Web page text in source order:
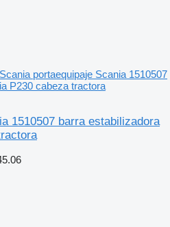
Scania portaequipaje Scania 1510507
P230 cabeza tractora
1510507 barra estabilizadora